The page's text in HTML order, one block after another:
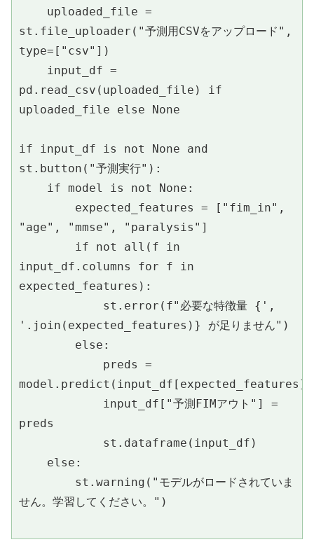
st.file_uploader("予測用CSVをアップロード",
type=["csv"])
pd.read_csv(uploaded_file) if
uploaded_file else None
if input_df is not None and
st.button("予測実行"):
    if model is not None:
"age", "mmse", "paralysis"]
input_df.columns for f in
expected_features):
'.join(expected_features)} が足りません")
        else:
model.predict(input_df[expected_features])
preds
            st.dataframe(input_df)
    else:
せん。学習してください。")